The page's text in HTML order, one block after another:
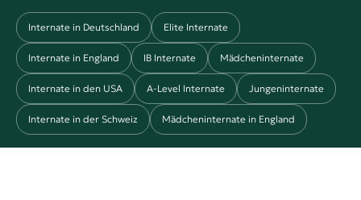
Internate in Deutschland Elite Internate
Internate in England IB Internate Mädcheninternate
Internate in den USA A-Level Internate Jungeninternate
Internate in der Schweiz Mädcheninternate in England